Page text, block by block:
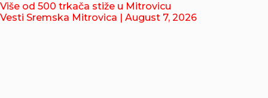
Više od 500 trkača stiže u Mitrovicu
Vesti Sremska Mitrovica | August 7, 2026